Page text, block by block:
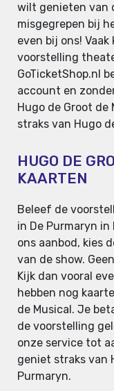
wilt genieten van
misgegrepen bij
even bij ons!
voorstelling
GoTicketShop.nl
account en
Hugo de Groot de
straks van Hugo
HUGO DE
KAARTEN
Beleef de
in De Purmaryn
ons aanbod, kies
van de show.
Kijk dan vooral
hebben nog
de Musical. Je
de voorstelling
onze service tot
geniet straks van
Purmaryn.